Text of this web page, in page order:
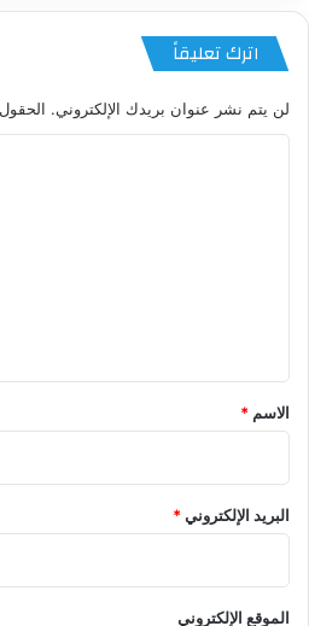
اترك تعليقاً
لن يتم نشر عنوان بريدك الإلكتروني. الحقول
*
الاسم *
البريد الإلكتروني*
الموقع الإلكتروني